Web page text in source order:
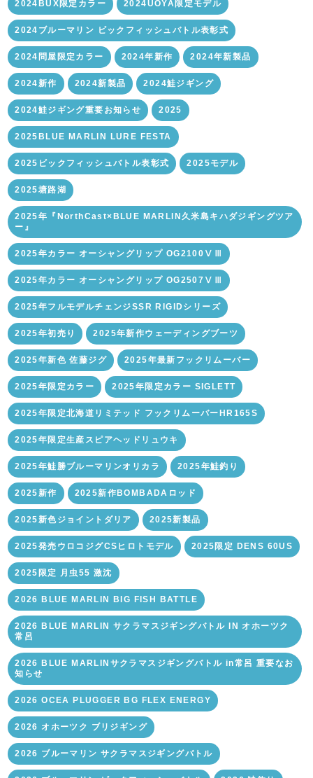
2024BUX限定カラー 2024UOYA限定モデル
2024ブルーマリン ビックフィッシュバトル表彰式
2024問屋限定カラー 2024年新作 2024年新製品
2024新作 2024新製品 2024鮭ジギング
2024鮭ジギング重要お知らせ 2025
2025BLUE MARLIN LURE FESTA
2025ビックフィッシュバトル表彰式 2025モデル
2025塘路湖
2025年『NorthCast×BLUE MARLIN久米島キハダジギングツア
ー』
2025年カラー オーシャングリップ OG2100ⅤⅢ
2025年カラー オーシャングリップ OG2507ⅤⅢ
2025年フルモデルチェンジSSR RIGIDシリーズ
2025年初売り 2025年新作ウェーディングブーツ
2025年新色 佐藤ジグ 2025年最新フックリムーバー
2025年限定カラー 2025年限定カラー SIGLETT
2025年限定北海道リミテッド フックリムーバーHR165S
2025年限定生産スピアヘッドリュウキ
2025年鮭勝ブルーマリンオリカラ 2025年鮭釣り
2025新作 2025新作BOMBADAロッド
2025新色ジョイントダリア 2025新製品
2025発売ウロコジグCSヒロトモデル 2025限定 DENS 60US
2025限定 月虫55 激沈
2026 BLUE MARLIN BIG FISH BATTLE
2026 BLUE MARLIN サクラマスジギングバトル IN オホーツク
常呂
2026 BLUE MARLINサクラマスジギングバトル in常呂 重要なお
知らせ
2026 OCEA PLUGGER BG FLEX ENERGY
2026 オホーツク ブリジギング
2026 ブルーマリン サクラマスジギングバトル